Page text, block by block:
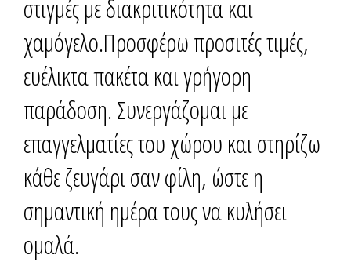
Διαφημιστείτε
Contact Us
στιγμές με διακριτικότητα και
χαμόγελο.Προσφέρω προσιτές τιμές,
ευέλικτα πακέτα και γρήγορη
παράδοση. Συνεργάζομαι με
επαγγελματίες του χώρου και στηρίζω
κάθε ζευγάρι σαν φίλη, ώστε η
σημαντική ημέρα τους να κυλήσει
ομαλά.